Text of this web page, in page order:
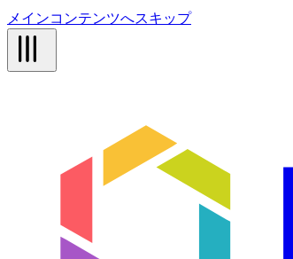
メインコンテンツへスキップ